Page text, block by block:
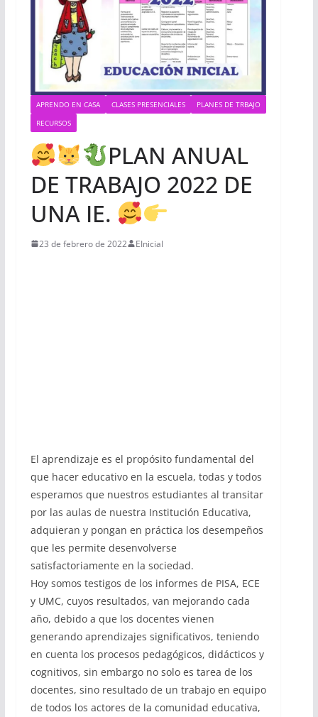
APRENDO EN CASA CLASES PRESENCIALES
PLANES DE TRBAJO
RECURSOS
PLAN ANUAL
DE TRABAJO 2022 DE
UNA IE.
23 de febrero de 2022 EInicial
El aprendizaje es el propósito fundamental del
que hacer educativo en la escuela, todas y todos
esperamos que nuestros estudiantes al transitar
por las aulas de nuestra Institución Educativa,
adquieran y pongan en práctica los desempeños
que les permite desenvolverse
satisfactoriamente en la sociedad.
Hoy somos testigos de los informes de PISA, ECE
y UMC, cuyos resultados, van mejorando cada
año, debido a que los docentes vienen
generando aprendizajes significativos, teniendo
en cuenta los procesos pedagógicos, didácticos y
cognitivos, sin embargo no solo es tarea de los
docentes, sino resultado de un trabajo en equipo
de todos los actores de la comunidad educativa,